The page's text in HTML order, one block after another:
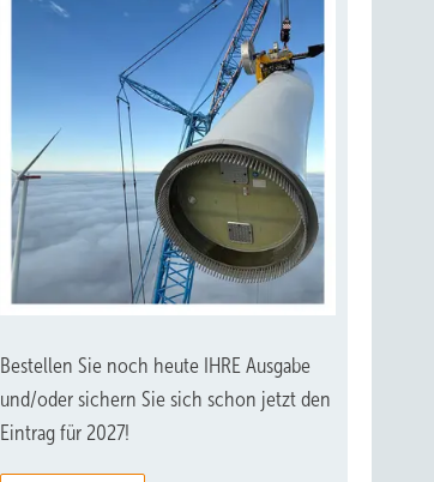
Bestellen Sie noch heute IHRE Ausgabe
und/oder sichern Sie sich schon jetzt den
Eintrag für 2027!